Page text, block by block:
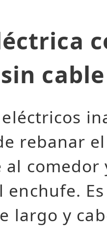
cable
rebanar
comedor
enchufe.
largo y